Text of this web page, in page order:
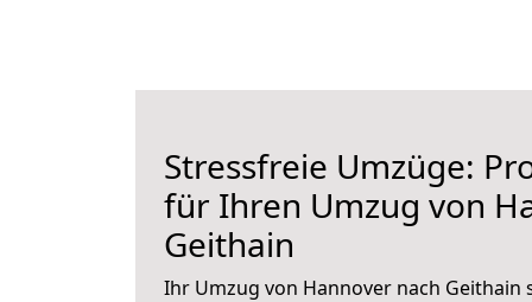
Stressfreie Umzüge:
für Ihren Umzug von
Geithain
Ihr Umzug von Hannover nach Geithain